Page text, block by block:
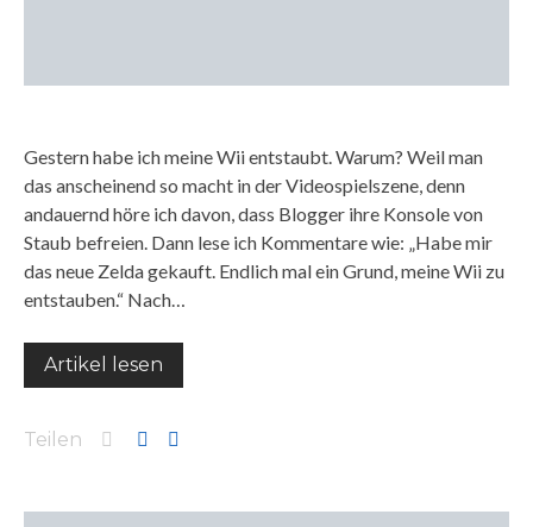
Gestern habe ich meine Wii entstaubt. Warum? Weil man
das anscheinend so macht in der Videospielszene, denn
andauernd höre ich davon, dass Blogger ihre Konsole von
Staub befreien. Dann lese ich Kommentare wie: „Habe mir
das neue Zelda gekauft. Endlich mal ein Grund, meine Wii zu
entstauben.“ Nach…
Artikel lesen
Teilen